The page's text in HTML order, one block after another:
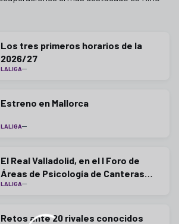
Los tres primeros horarios de la
2026/27
LALIGA
Estreno en Mallorca
LALIGA
El Real Valladolid, en el I Foro de
Áreas de Psicología de Canteras
LaLiga
LALIGA
Retos ante 20 rivales conocidos